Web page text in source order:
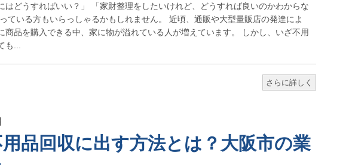
はどうすればいい？」 「家財整理をしたいけれど、どうすれば良いのかわからな
ている方もいらっしゃるかもしれません。 近頃、通販や大型量販店の発達によ
商品を購入できる中、家に物が溢れている人が増えています。 しかし、いざ不用
...
さらに詳しく
品回収に出す方法とは？大阪市の業